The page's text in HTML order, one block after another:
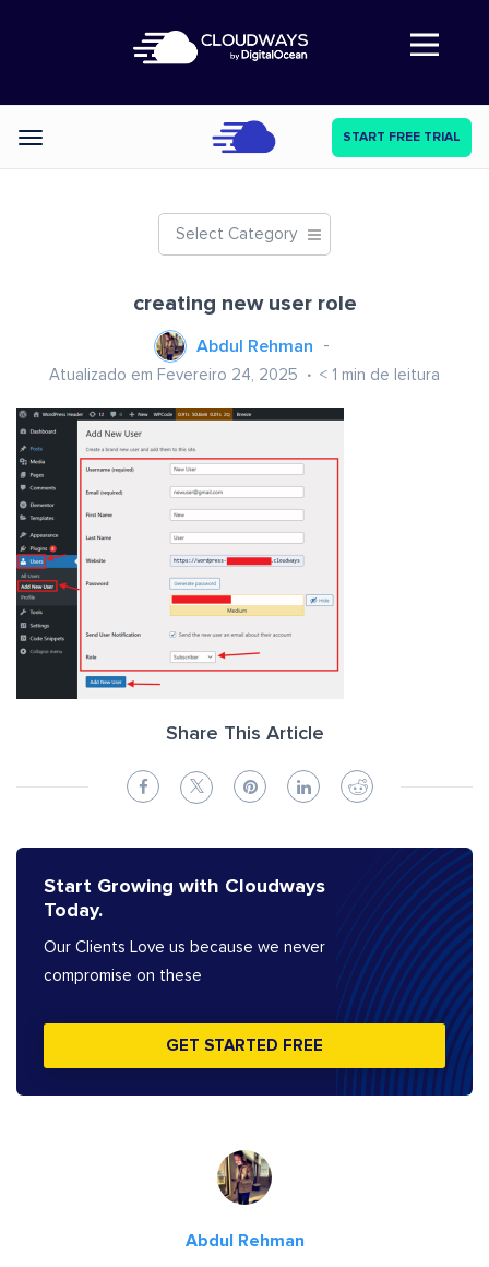
Abre a navegação
Categories START FREE TRIAL
Select Category
creating new user role
Abdul Rehman
Atualizado em Fevereiro 24, 2025 < 1 min de leitura
Share This Article
Start Growing with Cloudways
Today.
Our Clients Love us because we never
compromise on these
GET STARTED FREE
Abdul Rehman